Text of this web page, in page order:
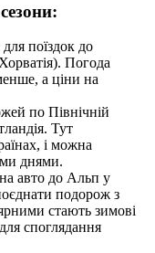
поїздок до
Погода
а ціни на
по Північній
Тут
і можна
днями.
авто до Альп у
подорож з
стають зимові
споглядання